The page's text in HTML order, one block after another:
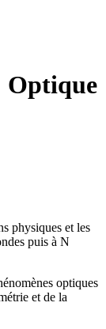
Optique
physiques et les
puis à N
optiques
et de la